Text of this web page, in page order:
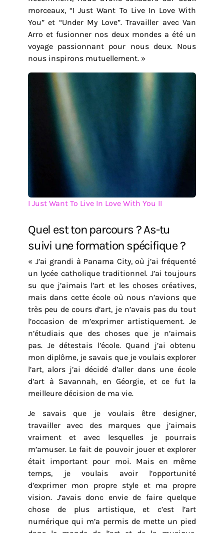
morceaux, “I Just Want To Live In Love With
You” et “Under My Love”. Travailler avec Van
Arro et fusionner nos deux mondes a été un
voyage passionnant pour nous deux. Nous
nous inspirons mutuellement. »
I Just Want To Live In Love With You II
Quel est ton parcours ? As-tu
suivi une formation spécifique ?
« J’ai grandi à Panama City, où j’ai fréquenté
un lycée catholique traditionnel. J’ai toujours
su que j’aimais l’art et les choses créatives,
mais dans cette école où nous n’avions que
très peu de cours d’art, je n’avais pas du tout
l’occasion de m’exprimer artistiquement. Je
n’étudiais que des choses que je n’aimais
pas. Je détestais l’école. Quand j’ai obtenu
mon diplôme, je savais que je voulais explorer
l’art, alors j’ai décidé d’aller dans une école
d’art à Savannah, en Géorgie, et ce fut la
meilleure décision de ma vie.
Je savais que je voulais être designer,
travailler avec des marques que j’aimais
vraiment et avec lesquelles je pourrais
m’amuser. Le fait de pouvoir jouer et explorer
était important pour moi. Mais en même
temps, je voulais avoir l’opportunité
d’exprimer mon propre style et ma propre
vision. J’avais donc envie de faire quelque
chose de plus artistique, et c’est l’art
numérique qui m’a permis de mette un pied